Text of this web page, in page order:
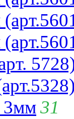
3мм31